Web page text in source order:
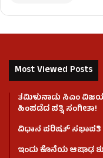
Most Viewed Posts
ತಮಿಳುನಾಡು ಸಿಎಂ
ಹಿಂಪಡೆದ ಪತ್ನಿ ಸಂಗೀತಾ!
ವಿಧಾನ ಪರಿಷತ್ ಸಭಾಪತಿ
ಇಂದು ಕೊನೆಯ ಆಷಾಢ